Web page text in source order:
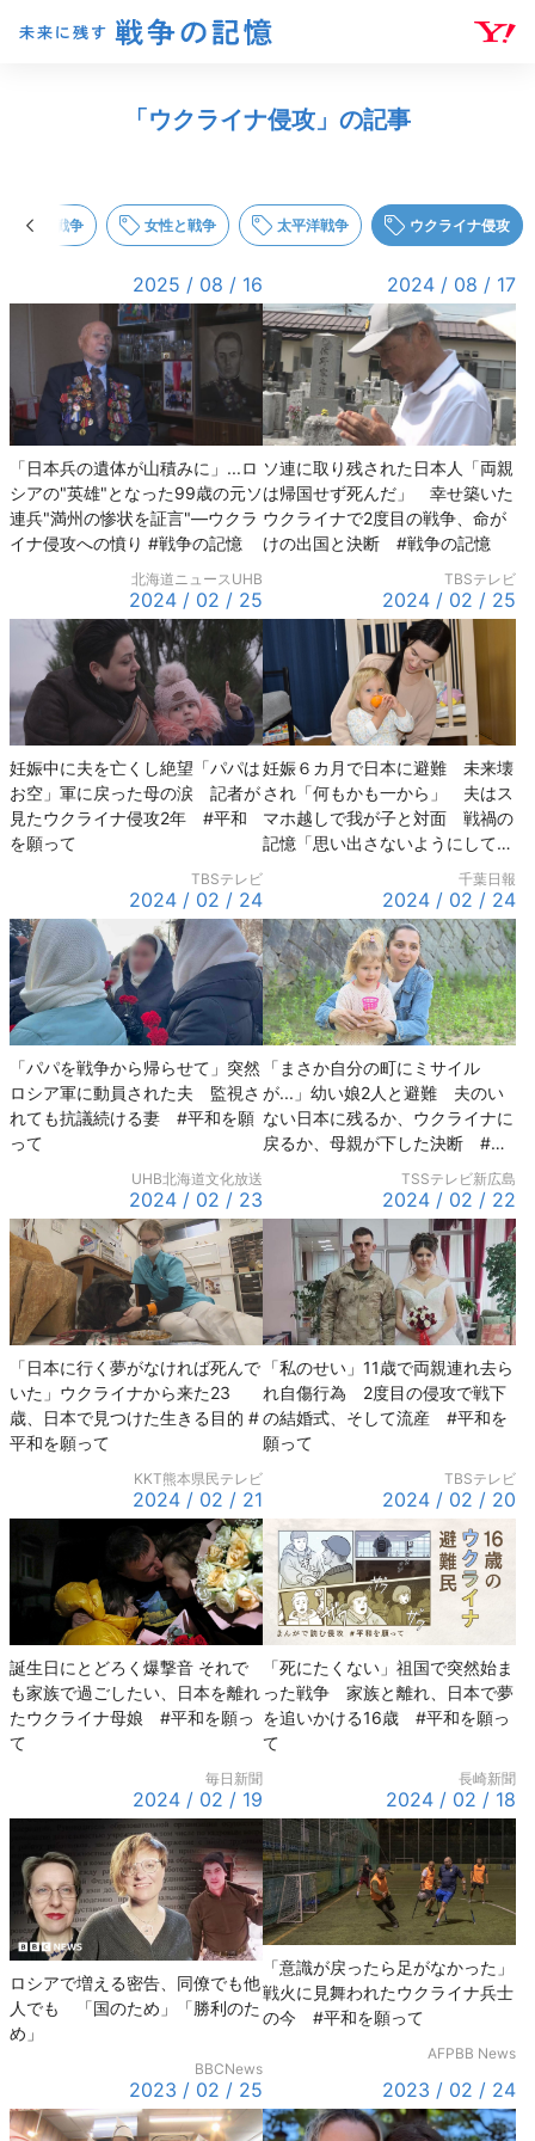
「ウクライナ侵攻」の記事
どもと戦争 女性と戦争 太平洋戦争 ウクライナ侵攻
2025 / 08 / 16
「日本兵の遺体が山積みに」...ロ
シアの"英雄"となった99歳の元ソ
連兵"満州の惨状を証言"―ウクラ
イナ侵攻への憤り #戦争の記憶
北海道ニュースUHB
2024 / 08 / 17
ソ連に取り残された日本人「両親
は帰国せず死んだ」 幸せ築いた
ウクライナで2度目の戦争、命が
けの出国と決断 #戦争の記憶
TBSテレビ
2024 / 02 / 25
妊娠中に夫を亡くし絶望「パパは
お空」軍に戻った母の涙 記者が
見たウクライナ侵攻2年 #平和
を願って
TBSテレビ
2024 / 02 / 25
妊娠６カ月で日本に避難 未来壊
され「何もかも一から」 夫はス
マホ越しで我が子と対面 戦禍の
記憶「思い出さないようにしてい
千葉日報
2024 / 02 / 24
「パパを戦争から帰らせて」突然
ロシア軍に動員された夫 監視さ
れても抗議続ける妻 #平和を願
って
UHB北海道文化放送
2024 / 02 / 24
「まさか自分の町にミサイル
が...」幼い娘2人と避難 夫のい
ない日本に残るか、ウクライナに
戻るか、母親が下した決断 #平
TSSテレビ新広島
2024 / 02 / 23
「日本に行く夢がなければ死んで
いた」ウクライナから来た23
歳、日本で見つけた生きる目的 #
平和を願って
KKT熊本県民テレビ
2024 / 02 / 22
「私のせい」11歳で両親連れ去ら
れ自傷行為 2度目の侵攻で戦下
の結婚式、そして流産 #平和を
願って
TBSテレビ
2024 / 02 / 21
誕生日にとどろく爆撃音 それで
も家族で過ごしたい、日本を離れ
たウクライナ母娘 #平和を願っ
て
毎日新聞
2024 / 02 / 20
「死にたくない」祖国で突然始ま
った戦争 家族と離れ、日本で夢
を追いかける16歳 #平和を願っ
て
長崎新聞
2024 / 02 / 19
ロシアで増える密告、同僚でも他
人でも 「国のため」「勝利のた
め」
BBCNews
2024 / 02 / 18
「意識が戻ったら足がなかった」
戦火に見舞われたウクライナ兵士
の今 #平和を願って
AFPBB News
2023 / 02 / 25 2023 / 02 / 24